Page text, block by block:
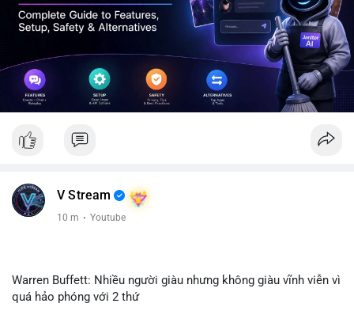
V Stream
10 m · Youtube
Warren Buffett: Nhiều người giàu nhưng không giàu vĩnh viễn vì
quá hảo phóng với 2 thứ